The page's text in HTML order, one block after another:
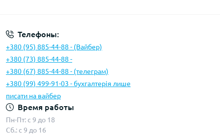
Телефоны:
+380 (95) 885-44-88 - (Вайбер)
+380 (73) 885-44-88 -
+380 (67) 885-44-88 - (телеграм)
+380 (99) 499-91-03 - бухгалтерія лише
писати на вайбер
Время работы
Пн-Пт: с 9 до 18
Сб.: с 9 до 16